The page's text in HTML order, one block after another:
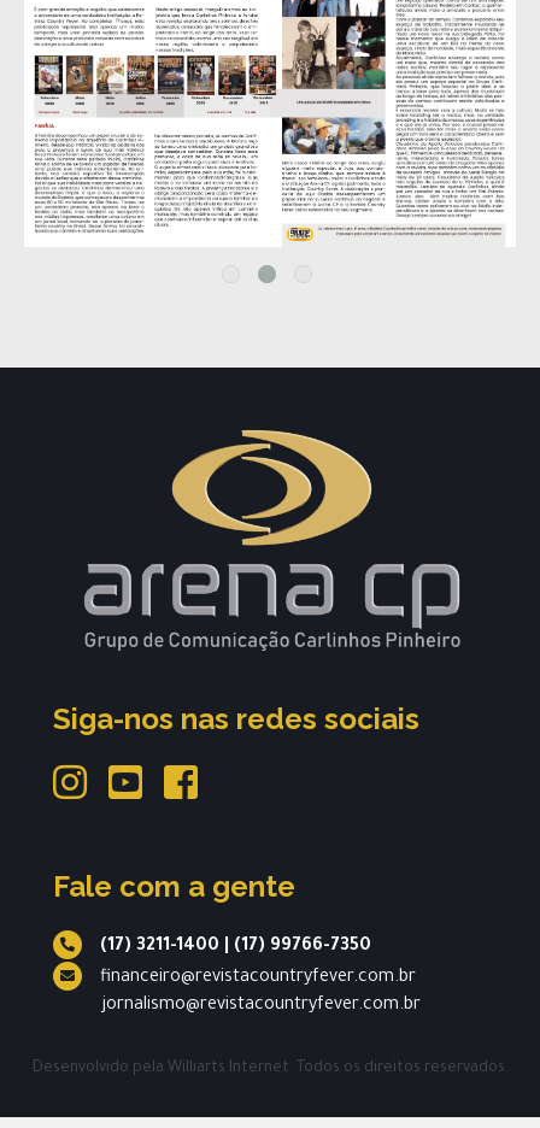
Siga-nos nas redes sociais
Fale com a gente
(17) 3211-1400
(17) 99766-7350
financeiro@revistacountryfever.com.br
jornalismo@revistacountryfever.com.br
Desenvolvido pela Williarts Internet. Todos os direitos reservados.